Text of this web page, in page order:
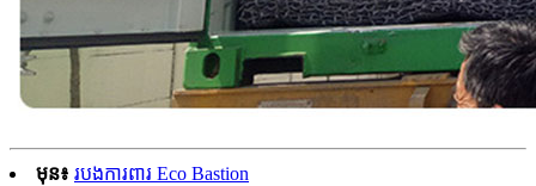
មុន៖ របងការពារ Eco Bastion